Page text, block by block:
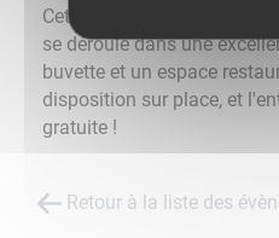
Cette soirée annuelle est
se déroule dans une
buvette et un espace
disposition sur place, et
gratuite !
Retour à la liste des